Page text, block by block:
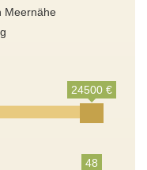
Meernähe
24500 €
48